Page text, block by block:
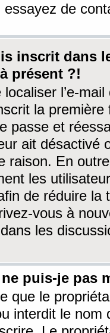
de
inscrit dans
présent ?!
localiser l’e-
la première
passe et
ait désactivé
raison. En
les
de réduire la
vous à
les
puis-je pas
que le
interdit le nom